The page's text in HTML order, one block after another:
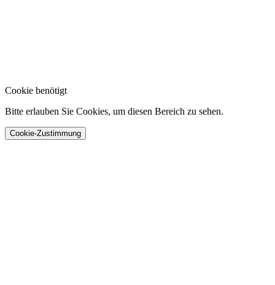
Cookie benötigt
Bitte erlauben Sie Cookies, um diesen Bereich zu sehen.
Cookie-Zustimmung